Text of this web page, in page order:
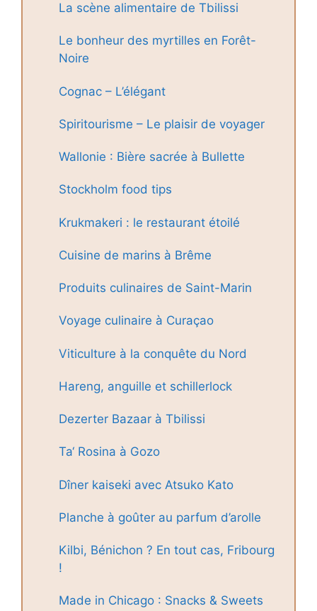
La scène alimentaire de Tbilissi
Le bonheur des myrtilles en Forêt-
Noire
Cognac – L’élégant
Spiritourisme – Le plaisir de voyager
Wallonie : Bière sacrée à Bullette
Stockholm food tips
Krukmakeri : le restaurant étoilé
Cuisine de marins à Brême
Produits culinaires de Saint-Marin
Voyage culinaire à Curaçao
Viticulture à la conquête du Nord
Hareng, anguille et schillerlock
Dezerter Bazaar à Tbilissi
Ta‘ Rosina à Gozo
Dîner kaiseki avec Atsuko Kato
Planche à goûter au parfum d’arolle
Kilbi, Bénichon ? En tout cas, Fribourg
!
Made in Chicago : Snacks & Sweets